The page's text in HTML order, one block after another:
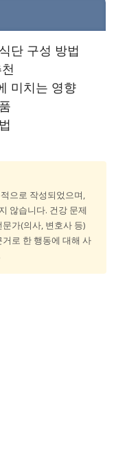
단 구성 방법
미치는 영향
으로 작성되었으며,
않습니다. 건강 문제
가(의사, 변호사 등)
로 한 행동에 대해 사